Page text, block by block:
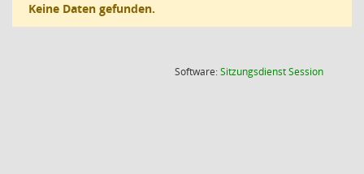
Keine Daten gefunden.
Software:SitzungsdienstSession(Wird in